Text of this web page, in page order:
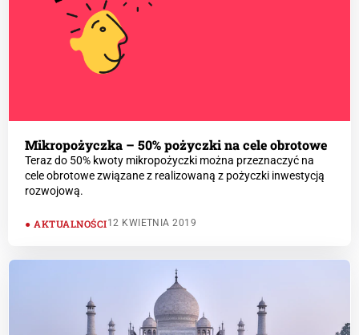
Mikropożyczka – 50% pożyczki na cele obrotowe
Teraz do 50% kwoty mikropożyczki można przeznaczyć na
cele obrotowe związane z realizowaną z pożyczki inwestycją
rozwojową.
AKTUALNOŚCI12 KWIETNIA 2019